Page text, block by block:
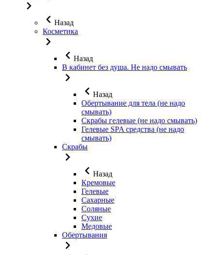
Назад
Косметика
Назад
В кабинет без душа. Не надо смывать
Назад
Обертывание для тела (не надо
смывать)
Скрабы гелевые (не надо смывать)
Гелевые SPA средства (не надо
смывать)
Скрабы
Назад
Кремовые
Гелевые
Сахарные
Соляные
Сухие
Медовые
Обертывания